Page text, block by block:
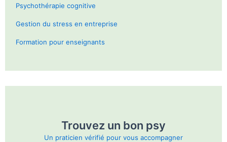
Psychothérapie cognitive
Gestion du stress en entreprise
Formation pour enseignants
Trouvez un bon psy
Un praticien vérifié pour vous accompagner